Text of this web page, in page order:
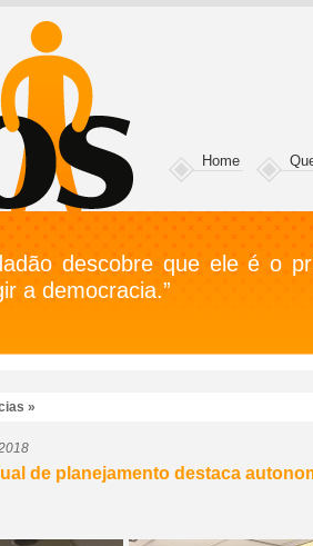
Home
descobre que ele é o
a democracia.”
»
de planejamento destaca